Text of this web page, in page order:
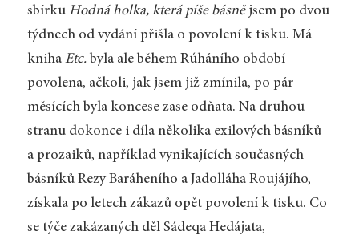
sbírku Hodná holka, která píše básnějsem po dvou
týdnech od vydání přišla o povolení k tisku. Má
kniha Etc.byla ale během Rúháního období
povolena, ačkoli, jak jsem již zmínila, po pár
měsících byla koncese zase odňata. Na druhou
stranu dokonce i díla několika exilových básníků
a prozaiků, například vynikajících současných
básníků Rezy Baráheního a Jadolláha Roujájího,
získala po letech zákazů opět povolení k tisku. Co
se týče zakázaných děl Sádeqa Hedájata,